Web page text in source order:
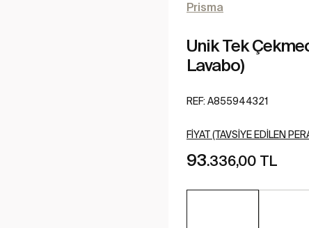
Prisma
Unik Tek
Lavabo)
REF: A855944321
FIYAT (TAVSIYE EDILEN
93.336,00 TL